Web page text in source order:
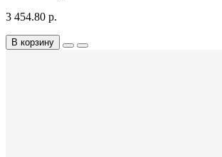
3 454.80 р.
В корзину